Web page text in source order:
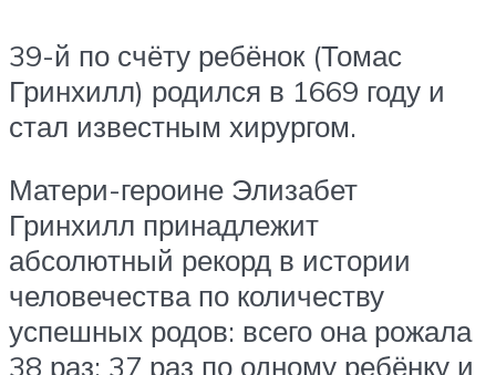
39-й по счёту ребёнок (Томас
Гринхилл) родился в 1669 году и
стал известным хирургом.
Матери-героине Элизабет
Гринхилл принадлежит
абсолютный рекорд в истории
человечества по количеству
успешных родов: всего она рожала
38 раз: 37 раз по одному ребёнку и